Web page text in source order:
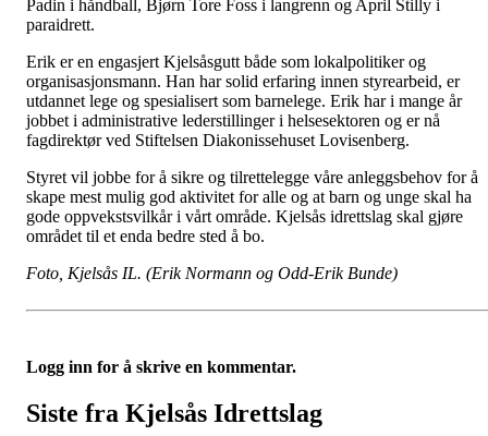
Padin i håndball, Bjørn Tore Foss i langrenn og April Stilly i
paraidrett.
Erik er en engasjert Kjelsåsgutt både som lokalpolitiker og
organisasjonsmann. Han har solid erfaring innen styrearbeid, er
utdannet lege og spesialisert som barnelege. Erik har i mange år
jobbet i administrative lederstillinger i helsesektoren og er nå
fagdirektør ved Stiftelsen Diakonissehuset Lovisenberg.
Styret vil jobbe for å sikre og tilrettelegge våre anleggsbehov for å
skape mest mulig god aktivitet for alle og at barn og unge skal ha
gode oppvekstsvilkår i vårt område. Kjelsås idrettslag skal gjøre
området til et enda bedre sted å bo.
Foto, Kjelsås IL. (Erik Normann og Odd-Erik Bunde)
Logg inn for å skrive en kommentar.
Siste fra Kjelsås Idrettslag